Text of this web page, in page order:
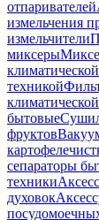
отпаривателей
измельчения
измельчители
миксеры
техникой
бытовые
фруктов
сепараторы
техники
духовок